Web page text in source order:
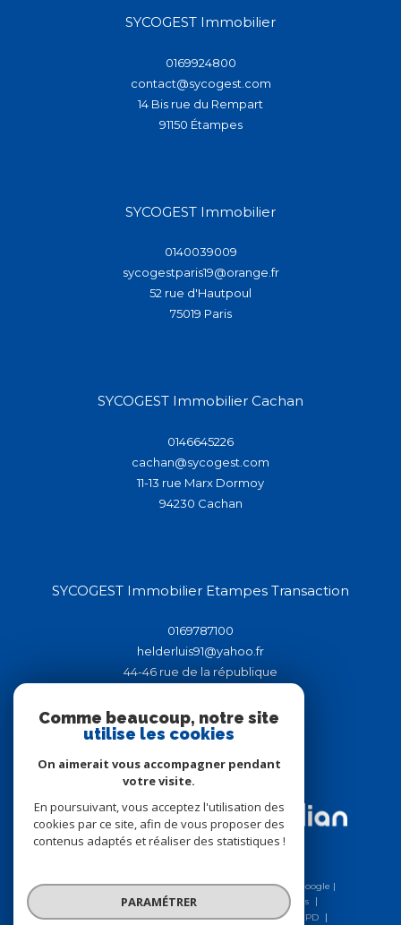
SYCOGEST Immobilier
0169924800
contact@sycogest.com
14 Bis rue du Rempart
91150
étampes
SYCOGEST Immobilier
0140039009
sycogestparis19@orange.fr
52 rue d'Hautpoul
75019
paris
SYCOGEST Immobilier Cachan
0146645226
cachan@sycogest.com
11-13 rue Marx Dormoy
94230
cachan
SYCOGEST Immobilier Etampes Transaction
0169787100
helderluis91@yahoo.fr
44-46 rue de la république
Adhérents
© 2026 | Tous droits réservés | Traduction powered by Google |
Nos honoraires
Plan du site
Mentions légales
Charte RGPD
Admin Nos liens Politique RGPD
Comme beaucoup, notre site
utilise les cookies
On aimerait vous accompagner pendant
votre visite.
En poursuivant, vous acceptez l'utilisation des
cookies par ce site, afin de vous proposer des
contenus adaptés et réaliser des statistiques !
PARAMÉTRER